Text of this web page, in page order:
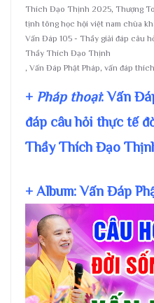
Thích Đạo Thịnh 2025, Thượng
tịnh tông học hội việt nam chùa
Vấn Đáp 105 - Thầy giải đáp câu
Thầy Thích Đạo Thịnh
, Vấn Đáp Phật Pháp, vấn đáp
+ Pháp thoại: Vấn
đáp câu hỏi thực tế
Thầy Thích Đạo
+ Album: Vấn Đáp